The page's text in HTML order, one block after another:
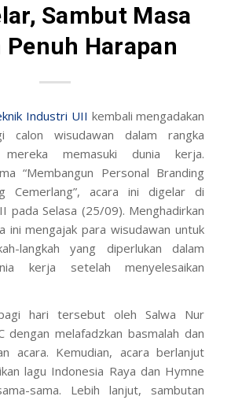
Sambut Masa
Penuh Harapan
Industri UII kembali mengadakan
calon wisudawan dalam rangka
mereka memasuki dunia kerja.
“Membangun Personal Branding
Cemerlang”, acara ini digelar di
pada Selasa (25/09). Menghadirkan
ini mengajak para wisudawan untuk
langkah yang diperlukan dalam
kerja setelah menyelesaikan
hari tersebut oleh Salwa Nur
dengan melafadzkan basmalah dan
acara. Kemudian, acara berlanjut
lagu Indonesia Raya dan Hymne
sama. Lebih lanjut, sambutan